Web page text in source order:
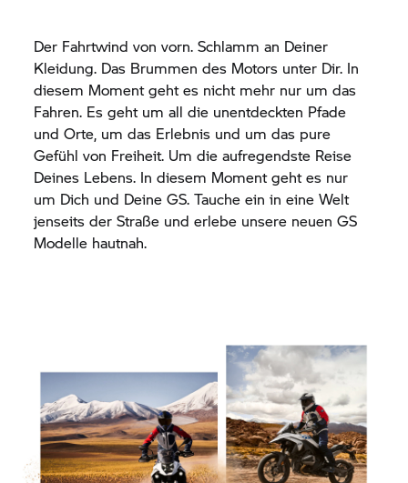
Der Fahrtwind von vorn. Schlamm an Deiner
Kleidung. Das Brummen des Motors unter Dir. In
diesem Moment geht es nicht mehr nur um das
Fahren. Es geht um all die unentdeckten Pfade
und Orte, um das Erlebnis und um das pure
Gefühl von Freiheit. Um die aufregendste Reise
Deines Lebens. In diesem Moment geht es nur
um Dich und Deine GS. Tauche ein in eine Welt
jenseits der Straße und erlebe unsere neuen GS
Modelle hautnah.